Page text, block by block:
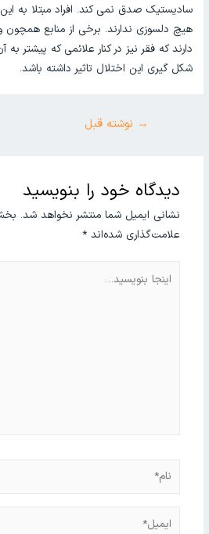
سادیستیک صدق نمی کند. افراد مبتلا به
هیچ دلسوزی ندارند. برخی از منابع
دارند که فقر نیز در کنار علائمی که پیشتر
شکل گیری این اختلال تاثیر داشته باشد.
→ نوشته قبل
دیدگاه‌ خود را بنویسید
نشانی ایمیل شما منتشر نخواهد شد.
علامت‌گذاری شده‌اند*